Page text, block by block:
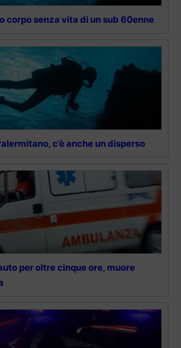
corpo senza vita di un sub 60enne
c’è anche un disperso
per oltre cinque ore, muore